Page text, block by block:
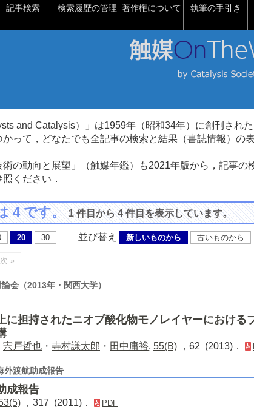
記事検索 検索履歴の管理 著作権について 執筆の手引き
and Catalysis）」は1959年（昭和34年）に創刊され
かって，どなたでも全記事の検索と結果（書誌情報）の
術の動向と展望」（触媒年鑑）も2021年版から，記事
照ください．
4 です。1 件目から 4 件目を表示しています。
20 30 並び替え 新しいものから 古いものから
次 »
会（2013年・関西大学）
に担持されたニオブ酸化物モノレイヤーにおける
宍戸哲也 ・ 寺村謙太郎 ・ 田中庸裕, 55(B) ，62 (2013)．
外渡航助成報告
成報告
，317 (2011)． PDF